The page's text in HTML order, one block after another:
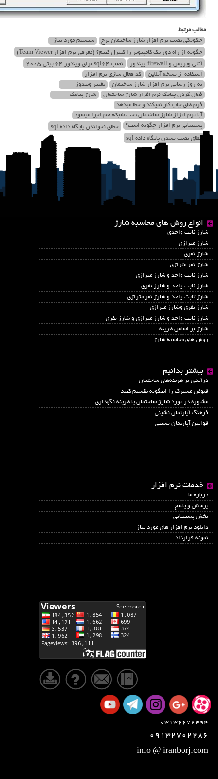
مطالب مرتبط
چگونگی نصب نرم افزار شارژ ساختمان برج
سیستم مورد نیاز
چگونه از راه دور یک کامپیوتر را کنترل کنیم؟ (معرفی نرم افزار Team Viewer)
آنتی ویروس و firewall ویندوز
نصب sql64 برای ویندوز 64 بیتی 2005
استفاده از نسخه آنلاین
کد فعال سازی نرم افزار
به روز رسانی نرم افزار شارژ ساختمان
تغییر ویندوز
فعال کردن پیامک نرم افزار شارژ ساختمان
شارژ پیامک
فرم های چاپ کار نمیکند و خطا میدهد
آیا نرم افزاز شارژ ساختمان تحت شبکه هم اجرا میشود
پشتیبانی نرم افزار چگونه است؟
خطای نخواندن پایگاه داده sql
خطای نصب نشدن پایگاه داده sql
انواع روش های محاسبه شارژ
شارژ ثابت واحدی
شارژ متراژی
شارژ نفری
شارژ نفر متراژی
شارژ ثابت واحد و شارژ متراژی
شارژ ثابت واحد و شارژ نفری
شارژ ثابت واحد و شارژ نفر متراژی
شارژ نفری وشارژ متراژی
شارژ ثابت واحد و شارژ متراژی و شارژ نفری
شارژ بر اساس هزینه
روش های محاسبه شارژ
بیشتر بدانیم
درآمدي بر هزينه‌هاي ساختمان
قبوض مشترک را اینگونه تقسیم کنید
مشاوره در مورد شارژ ساختمان یا هزینه نگهداری
فرهنگ آپارتمان نشینی
قوانین آپارتمان نشینی
خدمات نرم افزار
درباره ما
پرسش و پاسخ
بخش پشتیبانی
دانلود نرم افزار های مورد نیاز
نمونه قرارداد
03136672494
09132702286
info @ iranborj.com